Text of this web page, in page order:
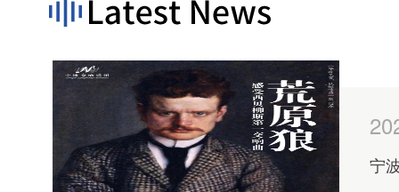
宁